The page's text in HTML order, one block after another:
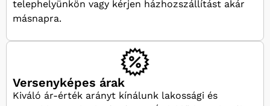
telephelyünkön vagy kérjen házhozszállítást akár
másnapra.
Versenyképes árak
Kiváló ár-érték arányt kínálunk lakossági és